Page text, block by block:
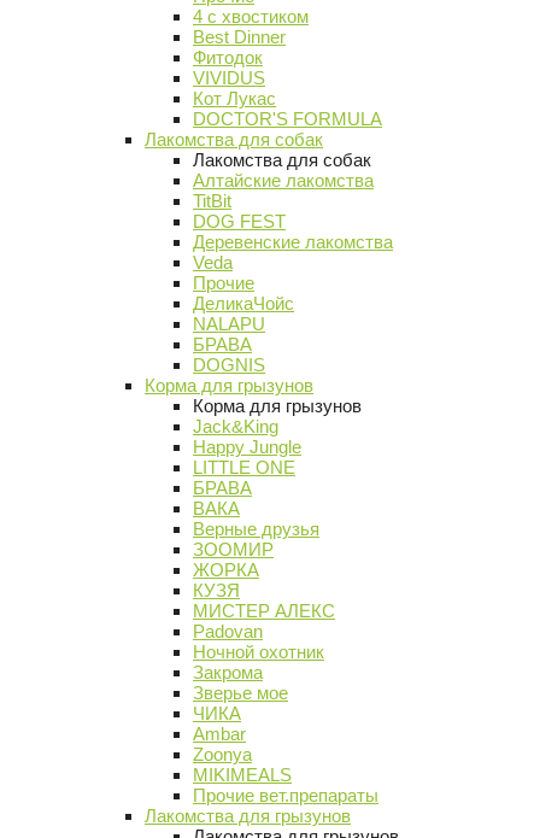
4 с хвостиком
Best Dinner
Фитодок
VIVIDUS
Кот Лукас
DOCTOR'S FORMULA
Лакомства для собак
Лакомства для собак
Алтайские лакомства
TitBit
DOG FEST
Деревенские лакомства
Veda
Прочие
ДеликаЧойс
NALAPU
БРАВА
DOGNIS
Корма для грызунов
Корма для грызунов
Jack&King
Happy Jungle
LITTLE ONE
БРАВА
ВАКА
Верные друзья
ЗООМИР
ЖОРКА
КУЗЯ
МИСТЕР АЛЕКС
Padovan
Ночной охотник
Закрома
Зверье мое
ЧИКА
Ambar
Zoonya
MIKIMEALS
Прочие вет.препараты
Лакомства для грызунов